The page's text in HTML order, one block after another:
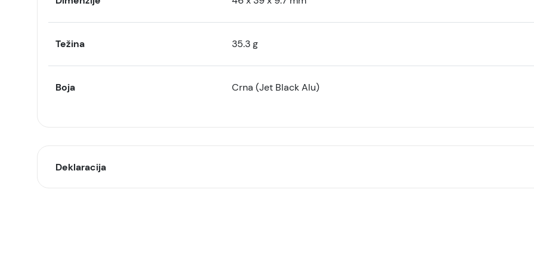
Težina 35.3 g
Boja Crna (Jet Black Alu)
Deklaracija